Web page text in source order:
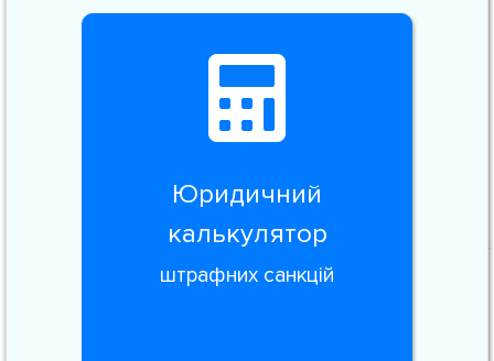
Юридичний
калькулятор
штрафних санкцій